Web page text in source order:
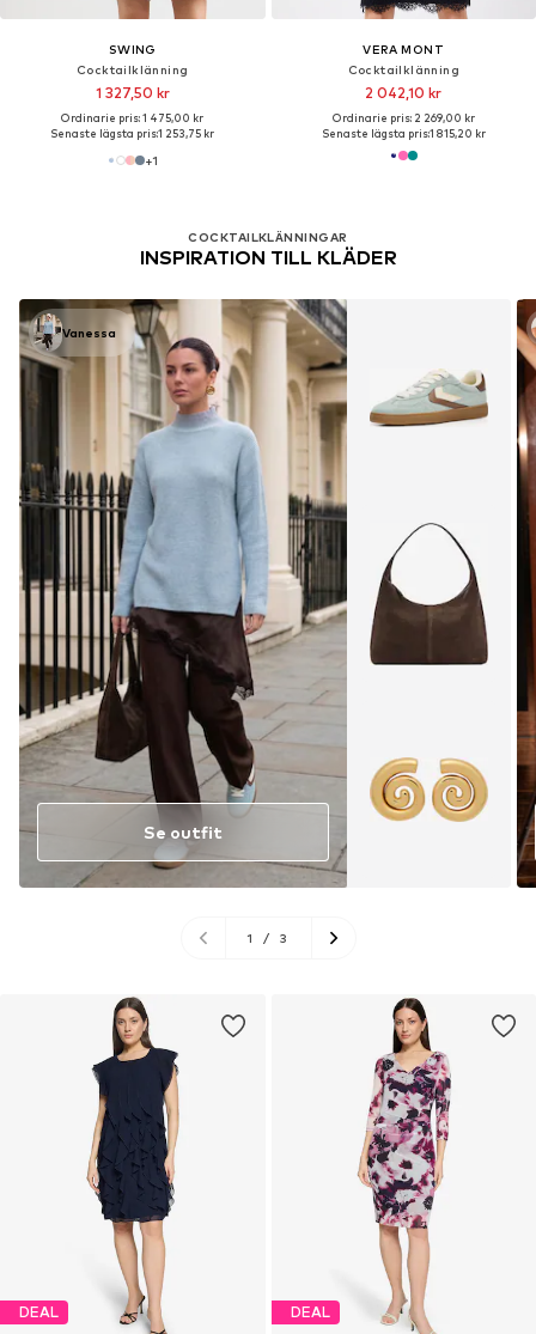
SWING
Cocktailklänning
1 327,50 kr
Ordinarie pris: 1 475,00 kr
Senaste lägsta pris:1 253,75 kr
+1
VERA MONT
Cocktailklänning
2 042,10 kr
Ordinarie pris: 2 269,00 kr
Senaste lägsta pris:1 815,20 kr
COCKTAILKLÄNNINGAR
INSPIRATION TILL KLÄDER
Vanessa
Se outfit
1 / 3
DEAL DEAL